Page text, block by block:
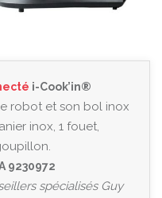
i-Cook’in®
robot et son bol inox
inox, 1 fouet,
9230972
spécialisés Guy